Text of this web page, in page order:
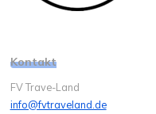
Kontakt
FV Trave-Land
info@fvtraveland.de